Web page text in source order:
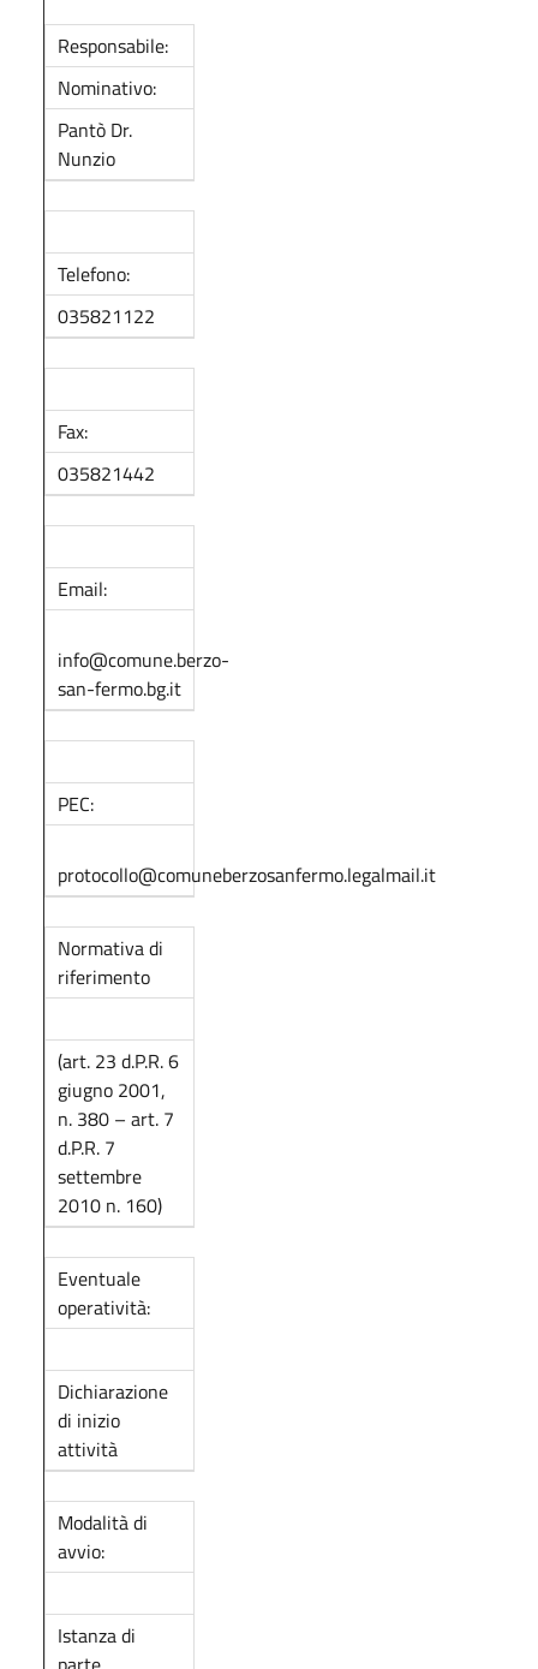
Responsabile:
Nominativo:
Pantò Dr.
Nunzio
Telefono:
035821122
Fax:
035821442
Email:
info@comune.berzo-
san-fermo.bg.it
PEC:
protocollo@comuneberzosanfermo.legalmail.it
Normativa di
riferimento
(art. 23 d.P.R. 6
giugno 2001,
n. 380 – art. 7
d.P.R. 7
settembre
2010 n. 160)
Eventuale
operatività:
Dichiarazione
di inizio
attività
Modalità di
avvio:
Istanza di